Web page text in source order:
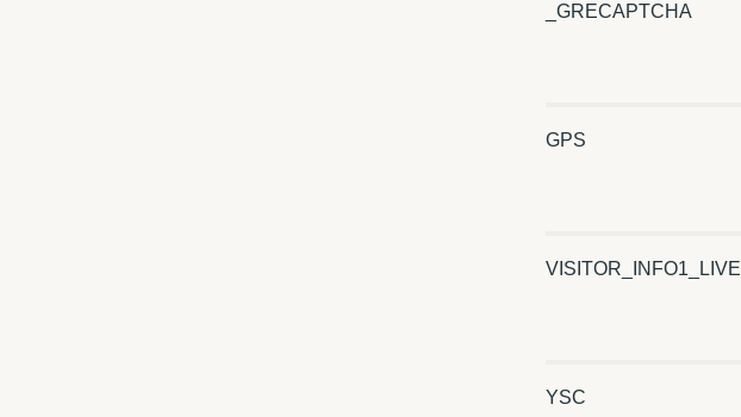
_GRECAPTCHA
GPS
VISITOR_INFO1_LIVE
YSC